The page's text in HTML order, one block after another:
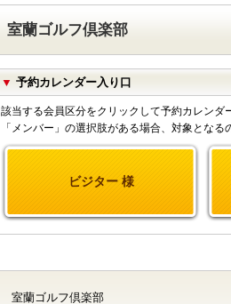
室蘭ゴルフ倶楽部
▼ 予約カレンダー入り口
該当する会員区分をクリックして予約カレンダ
「メンバー」の選択肢がある場合、対象とな
ビジター 様
室蘭ゴルフ倶楽部